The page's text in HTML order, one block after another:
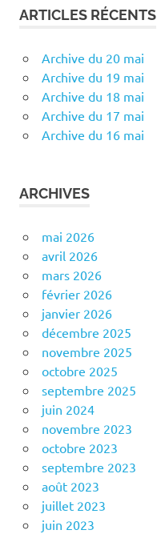
ARTICLES RÉCENTS
Archive du 20 mai
Archive du 19 mai
Archive du 18 mai
Archive du 17 mai
Archive du 16 mai
ARCHIVES
mai 2026
avril 2026
mars 2026
février 2026
janvier 2026
décembre 2025
novembre 2025
octobre 2025
septembre 2025
juin 2024
novembre 2023
octobre 2023
septembre 2023
août 2023
juillet 2023
juin 2023